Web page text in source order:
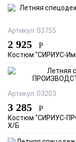
Артикул: 03755
2 925 Р
Костюм "СИРИУС-
Артикул: 03203
3 285 Р
Костюм "СИРИУС-
Х/Б